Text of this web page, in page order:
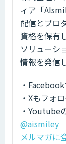
ィア「
配信とプロ
資格を保有
ソリューシ
情報を発信
・
・Xもフォ
・Youtube
@aismiley
メルマガに